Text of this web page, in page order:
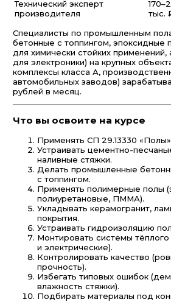
Технический эксперт
производителя
тыс.
Специалисты по промышленным
бетонные с топпингом, эпоксидные
для химически стойких применений,
для электроники) на крупных
комплексы класса А,
автомобильных заводов)
рублей в месяц.
Что вы освоите на курсе
Применять СП 29.13330
Устраивать цементно-
наливные стяжки.
Делать промышленные
с топпингом.
Применять полимерные полы
полиуретановые, ПММА).
Укладывать керамогранит,
покрытия.
Устраивать гидроизоляцию
Монтировать системы
и электрические).
Контролировать качество
прочность).
Избегать типовых ошибок
влажность стяжки).
Подбирать материалы под